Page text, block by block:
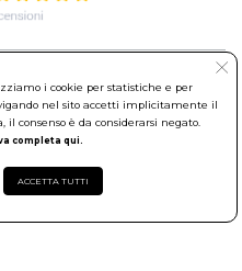
Via Leonardo da Vinci, 40 -
Scalo (RM)
Fiscale: 06634500588 Capitale
al Registro delle Imprese di
535144
40 - 00015 Monterotondo
i cookie per statistiche e per
nel sito accetti implicitamente il
consenso è da considerarsi negato.
completa qui.
ACCETTA TUTTI